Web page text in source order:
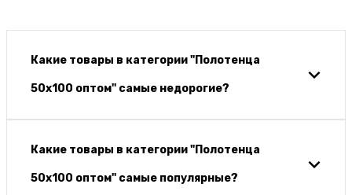
Какие товары в категории "Полотенца
50х100 оптом" самые недорогие?
Какие товары в категории "Полотенца
50х100 оптом" самые популярные?